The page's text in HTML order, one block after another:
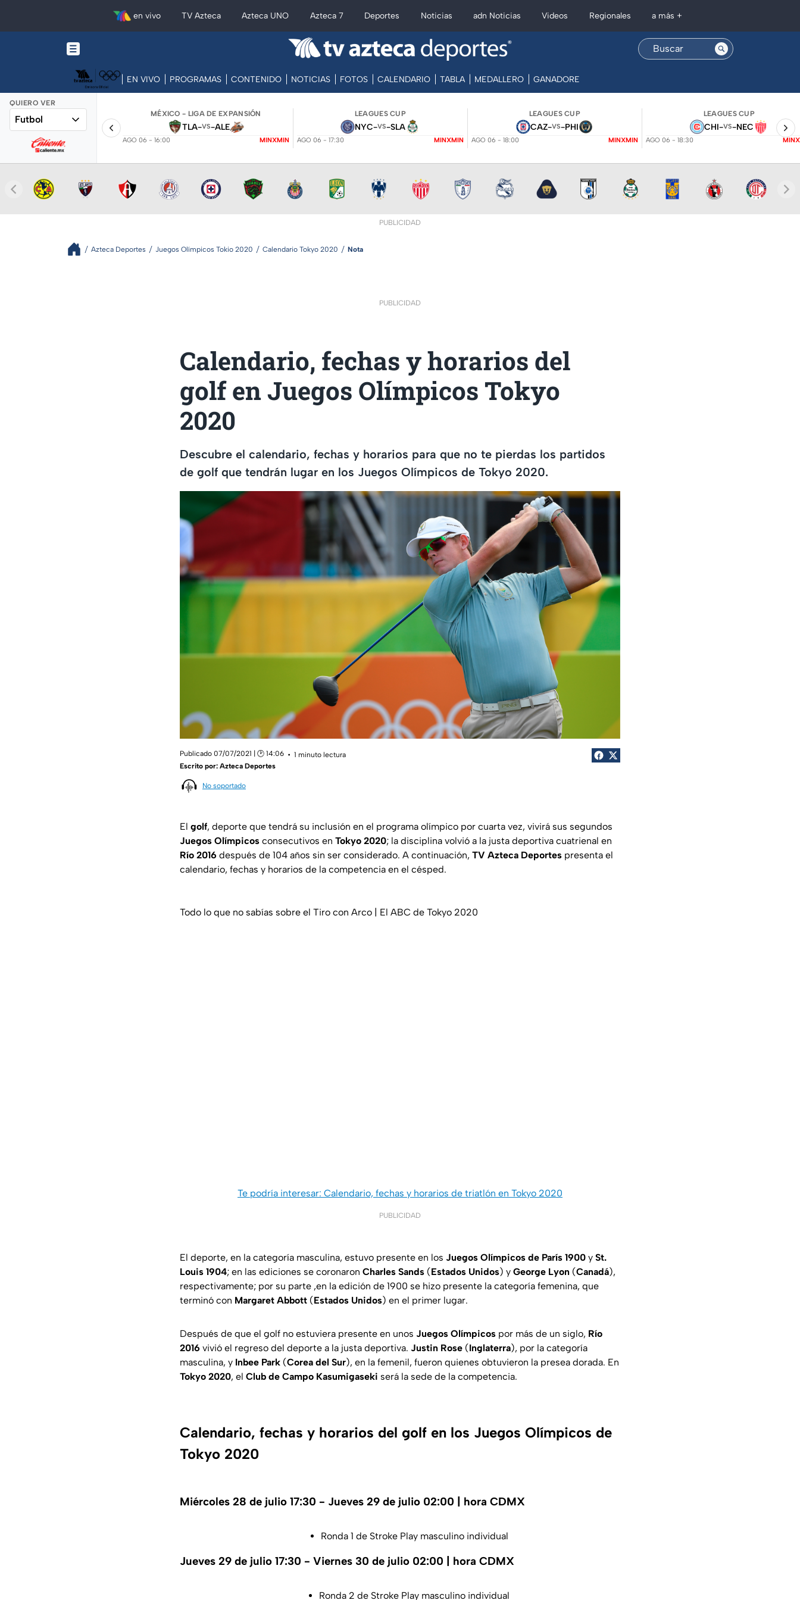
en vivo TV Azteca Azteca UNO Azteca 7 Deportes Noticias adn Noticias Videos Regionales a más +
EN VIVO PROGRAMAS CONTENIDO NOTICIAS FOTOS CALENDARIO TABLA MEDALLERO GANADORES
QUIERO VER
Futbol
MÉXICO - LIGA DE EXPANSIÓN
TLA-VS-ALE
AGO 06 - 16:00 MINXMIN
LEAGUES CUP
NYC-VS-SLA
AGO 06 - 17:30 MINXMIN
LEAGUES CUP
CAZ-VS-PHI
AGO 06 - 18:00 MINXMIN
LEAGUES CUP
CHI-VS-NEC
AGO 06 - 18:30
PUBLICIDAD
Azteca Deportes Juegos Olímpicos Tokio 2020 Calendario Tokyo 2020 Nota
PUBLICIDAD
Calendario, fechas y horarios del
golf en Juegos Olímpicos Tokyo
2020
Descubre el calendario, fechas y horarios para que no te pierdas los partidos
de golf que tendrán lugar en los Juegos Olímpicos de Tokyo 2020.
Publicado 07/07/2021 | 🕑 14:06
1 minuto lectura
Escrito por: Azteca Deportes
No soportado
El golf, deporte que tendrá su inclusión en el programa olímpico por cuarta vez, vivirá sus segundos
Juegos Olímpicos consecutivos en Tokyo 2020; la disciplina volvió a la justa deportiva cuatrienal en
Río 2016 después de 104 años sin ser considerado. A continuación, TV Azteca Deportes presenta el
calendario, fechas y horarios de la competencia en el césped.
Todo lo que no sabías sobre el Tiro con Arco | El ABC de Tokyo 2020
Te podría interesar: Calendario, fechas y horarios de triatlón en Tokyo 2020
PUBLICIDAD
El deporte, en la categoría masculina, estuvo presente en los Juegos Olímpicos de París 1900 y St.
Louis 1904; en las ediciones se coronaron Charles Sands (Estados Unidos) y George Lyon (Canadá),
respectivamente; por su parte ,en la edición de 1900 se hizo presente la categoría femenina, que
terminó con Margaret Abbott (Estados Unidos) en el primer lugar.
Después de que el golf no estuviera presente en unos Juegos Olímpicos por más de un siglo, Río
2016 vivió el regreso del deporte a la justa deportiva. Justin Rose (Inglaterra), por la categoría
masculina, y Inbee Park (Corea del Sur), en la femenil, fueron quienes obtuvieron la presea dorada. En
Tokyo 2020, el Club de Campo Kasumigaseki será la sede de la competencia.
Calendario, fechas y horarios del golf en los Juegos Olímpicos de
Tokyo 2020
Miércoles 28 de julio 17:30 - Jueves 29 de julio 02:00 | hora CDMX
Ronda 1 de Stroke Play masculino individual
Jueves 29 de julio 17:30 - Viernes 30 de julio 02:00 | hora CDMX
Ronda 2 de Stroke Play masculino individual